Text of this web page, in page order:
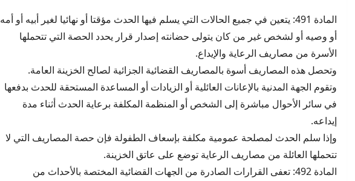
المادة 491: يتعين في جميع الحالات التي يسلم فيها الحدث مؤقتا أو نهائيا لغير أبيه أو أمه
أو وصيه أو لشخص غير من كان يتولى حضانته إصدار قرار يحدد الحصة التي تتحملها
الأسرة من مصاريف الرعاية والإيداع.
وتحصل هذه المصاريف أسوة بالمصاريف القضائية الجزائية لصالح الخزينة العامة.
وتقوم الجهة المدنية بالإعانات العائلية أو الزيادات أو المساعدة المستحقة للحدث بدفعها
في سائر الأحوال مباشرة إلى الشخص أو المنظمة المكلفة برعاية الحدث أثناء مدة
إيداعه.
وإذا سلم الحدث لمصلحة عمومية مكلفة بإسعاف الطفولة فإن حصة المصاريف التي لا
تتحملها العائلة من مصاريف الرعاية توضع على عاتق الخزينة.
المادة 492: تعفى القرارات الصادرة من الجهات القضائية المختصة بالأحداث من